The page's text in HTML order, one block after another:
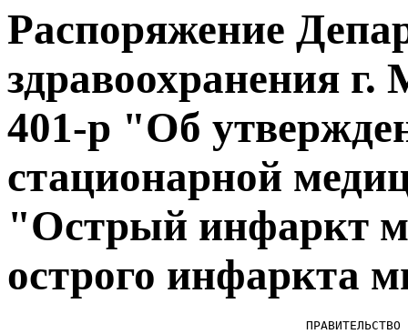
Распоряжение
здравоохранения
401-р "Об
стационарной
"Острый инфаркт
острого инфаркта
ПРАВИТЕЛЬСТВО МОСКВЫ
                                                   
                               ДЕПАРТАМЕНТ ЗДРАВООХРАНЕНИЯ ГОРОДА МОСКВЫ
                                                   
                                             РАСПОРЯЖЕНИЕ
                                     от 10 октября 2003 г. N 401-р
                                                   
                       ОБ УТВЕРЖДЕНИИ СТАНДАРТОВ СТАЦИОНАРНОЙ МЕДИЦИНСКОЙ ПОМОЩИ
                            "ОСТРЫЙ ИНФАРКТ МИОКАРДА", "ОСЛОЖНЕНИЯ ОСТРОГО
                                          ИНФАРКТА МИОКАРДА"

В целях дальнейшего повышения эффективности и совершенствования организации кардиологической службы
Департамента здравоохранения города Москвы, развития работы по диагностике и лечению больных с острым
инфарктом миокарда и его осложнениями приказываю:
1. Утвердить Стандарты стационарной медицинской помощи "Острый инфаркт миокарда", "Осложнения острого
инфаркта миокарда" (приложение).
2. Начальникам управлений здравоохранения административных округов, руководителям лечебно-
профилактических учреждений городского подчинения:
2.1. Организовать изучение настоящих Стандартов в подчиненных лечебных учреждениях. Срок - 2 недели.
2.2. Осуществлять диагностику и лечение больных с острым инфарктом миокарда и его осложнениями в
соответствии с настоящими Стандартами. Срок - постоянно.
3. Главному кардиологу Департамента здравоохранения города Москвы Иоселиани Д.Г. оказывать
методическую помощь управлениям здравоохранения административных округов и руководителям лечебно-
профилактических учреждений городского подчинения по внедрению в практику их работы Стандартов;
обеспечить постоянный контроль за их соблюдением.
4. Контроль за исполнением настоящего приказа возложить на заместителя руководителя Департамента
Лешкевича И.А.
                                                                                                       
                                                                              Руководитель Департамента
                                                                                       А.П. Сельцовский
                                                                                                       
                                                                                             Приложение
                                                                            к распоряжению Департамента
                                                                          здравоохранения города Москвы
                                                                          от 10 октября 2003 г. N 401-р

                                               СТАНДАРТЫ
                                    СТАЦИОНАРНОЙ МЕДИЦИНСКОЙ ПОМОЩИ
                                      "ОСТРЫЙ ИНФАРКТ МИОКАРДА",
                                "ОСЛОЖНЕНИЯ ОСТРОГО ИНФАРКТА МИОКАРДА"

-------T------T------------T------------------T-----T-------------------T----------T---------------¬
¦Код   ¦Шифр  ¦Наименование¦Перечень          ¦Крат-¦Перечень лечебных  ¦Сроки     ¦Требования к   ¦
¦МЭС   ¦по МКБ¦заболевания ¦диагностических   ¦ность¦процедур и         ¦стационар-¦результатам    ¦
¦      ¦      ¦            ¦процедур          ¦     ¦воздействий        ¦ного      ¦лечения        ¦
¦      ¦      ¦            ¦                  ¦     ¦                   ¦лечения   ¦               ¦
+------+------+------------+------------------+-----+-------------------+----------+---------------+
¦  1   ¦  2   ¦     3      ¦        4         ¦  5  ¦         6         ¦    7     ¦       8       ¦
+------+------+------------+------------------+-----+-------------------+----------+---------------+
¦69.094¦I21   ¦Острый      ¦Лабораторная      ¦     ¦Медикаментозное    ¦19 или 12 ¦Купирование    ¦
¦      ¦      ¦инфаркт     ¦диагностика       ¦     ¦лечение            ¦- при     ¦болевого       ¦
¦      ¦      ¦миокарда    ¦(обязательная)    ¦     ¦(по показаниям)    ¦дальнейш. ¦синдрома,      ¦
¦      ¦      ¦            ¦Общий анализ      ¦  2  ¦Тромболитические   ¦переводе в¦устранение или ¦
¦      ¦      ¦            ¦крови             ¦     ¦и фибринолитические¦санаторий ¦профилактика   ¦
¦      ¦      ¦            ¦Общий анализ мочи ¦  2  ¦препараты          ¦          ¦нарушений      ¦
¦      ¦      ¦            ¦Сахар крови       ¦  2  ¦B-блокаторы        ¦          ¦ритма,         ¦
¦      ¦      ¦            ¦Холестерин        ¦  1  ¦Ингибиторы АПФ     ¦          ¦ликвидация     ¦
¦      ¦      ¦            ¦ЛПВП, ЛПНП, ЛПОНП ¦  1  ¦Антикоагулянты     ¦          ¦транзиторн.    ¦
¦      ¦      ¦            ¦ТГ                ¦     ¦Дезагреганты       ¦          ¦ишемии         ¦
¦      ¦      ¦            ¦Натрий, калий     ¦  1  ¦Антагонисты        ¦          ¦миокарда,      ¦
¦      ¦      ¦            ¦крови             ¦     ¦кальция            ¦          ¦рубцевание     ¦
¦      ¦      ¦            ¦Креатинин крови   ¦  1  ¦Нитраты            ¦          ¦миокарда по    ¦
¦      ¦      ¦            ¦КФК, или тропонин,¦ 1-2 ¦Наркотические и    ¦          ¦ЭКГ.           ¦
¦      ¦      ¦            ¦или миоглобин     ¦     ¦ненаркотические    ¦          ¦Улучшение или  ¦
¦      ¦      ¦            ¦Коагулограмма     ¦  1  ¦анальгетики        ¦          ¦нормализац.    ¦
¦      ¦      ¦            ¦                  ¦     ¦Антагонисты        ¦          ¦гемодинамич.   ¦
¦      ¦      ¦            ¦(дополнительная)  ¦     ¦ангиотензина-2     ¦          ¦показателей.   ¦
¦      ¦      ¦            ¦Мочевина крови    ¦  1  ¦Гиполипидемические ¦          ¦Нормализация   ¦
¦      ¦      ¦            ¦Кальций крови     ¦  1  ¦преп.              ¦          ¦показателей    ¦
¦      ¦      ¦            ¦Билирубин крови   ¦  1  ¦Ангиаритм. преп.   ¦          ¦периферической ¦
¦      ¦      ¦            ¦Общий белок и его ¦  1  ¦Седативные         ¦          ¦крови.         ¦
¦      ¦      ¦            ¦фракции           ¦     ¦средства           ¦          ¦При            ¦
¦      ¦      ¦            ¦                  ¦     ¦                   ¦          ¦осложненн.     ¦
¦      ¦      ¦            ¦Инструментальная  ¦     ¦Физические и       ¦          ¦течении        ¦
¦      ¦      ¦            ¦диагностика       ¦     ¦активные методы    ¦          ¦перевод в      ¦
¦      ¦      ¦            ¦(обязательная)    ¦     ¦лечения            ¦          ¦специализ.     ¦
¦      ¦      ¦            ¦ЭКГ               ¦  4  ¦(обязательн.)      ¦          ¦учреждение     ¦
¦      ¦      ¦            ¦ЭХО-КГ с допплером¦  1  ¦ЛФК                ¦          ¦               ¦
¦      ¦      ¦            ¦Р-графия гр.      ¦  1  ¦(дополнит.)        ¦          ¦               ¦
¦      ¦      ¦            ¦клетки            ¦     ¦Кардиохирургическое¦          ¦               ¦
¦      ¦      ¦            ¦Холтер.           ¦  1  ¦лечение            ¦          ¦               ¦
¦      ¦      ¦            ¦мониторирование   ¦     ¦                   ¦          ¦               ¦
¦      ¦      ¦            ¦Тредмил (ВЭМ)     ¦  1  ¦                   ¦          ¦               ¦
¦      ¦      ¦            ¦перед выпиской    ¦     ¦                   ¦          ¦               ¦
¦      ¦      ¦            ¦при отсутствии    ¦     ¦                   ¦          ¦               ¦
¦      ¦      ¦            ¦противопоказаний  ¦     ¦                   ¦          ¦               ¦
¦      ¦      ¦            ¦                  ¦     ¦                   ¦          ¦               ¦
¦      ¦      ¦            ¦(дополнительная)  ¦     ¦                   ¦          ¦               ¦
¦      ¦      ¦            ¦Опр. центр.       ¦  1  ¦                   ¦          ¦               ¦
¦      ¦      ¦            ¦гемодинамики      ¦     ¦                   ¦          ¦               ¦
¦      ¦      ¦            ¦Селективная КАГ   ¦  1  ¦                   ¦          ¦               ¦
¦      ¦      ¦            ¦Левая             ¦  1  ¦                   ¦          ¦               ¦
¦      ¦      ¦            ¦вентрикулография  ¦     ¦                   ¦          ¦               ¦
¦      ¦      ¦            ¦Сцинтиграфия      ¦  1  ¦                   ¦          ¦               ¦
¦      ¦      ¦            ¦миокарда          ¦     ¦                   ¦          ¦               ¦
¦      ¦      ¦            ¦                  ¦     ¦                   ¦          ¦               ¦
¦      ¦      ¦            ¦Консультации      ¦     ¦                   ¦          ¦               ¦
¦      ¦      ¦            ¦специалистов      ¦     ¦                   ¦          ¦               ¦
¦      ¦      ¦            ¦(дополнительные)  ¦     ¦                   ¦          ¦               ¦
¦      ¦      ¦            ¦Кардиохирург      ¦  1  ¦                   ¦          ¦               ¦
¦      ¦      ¦